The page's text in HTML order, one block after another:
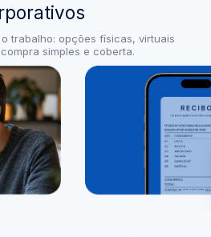
trabalho: opções físicas, virtuais
simples e coberta.